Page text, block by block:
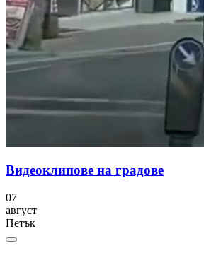
Видеоклипове на градове
07
август
Петък